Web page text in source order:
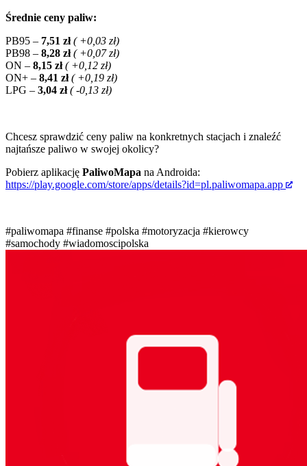
Średnie ceny paliw:
PB95 – 7,51 zł ( +0,03 zł)
PB98 – 8,28 zł ( +0,07 zł)
ON – 8,15 zł ( +0,12 zł)
ON+ – 8,41 zł ( +0,19 zł)
LPG – 3,04 zł ( -0,13 zł)
Chcesz sprawdzić ceny paliw na konkretnych stacjach i znaleźć
najtańsze paliwo w swojej okolicy?
Pobierz aplikację PaliwoMapa na Androida:
https://play.google.com/store/apps/details?id=pl.paliwomapa.app
#paliwomapa #finanse #polska #motoryzacja #kierowcy
#samochody #wiadomoscipolska